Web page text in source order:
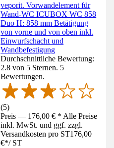
veporit. Vorwandelement für
Wand-WC ICUBOX WC 858
Duo H: 858 mm Betätigung
von vorne und von oben inkl.
Einwurfschacht und
Wandbefestigung
Durchschnittliche Bewertung:
2.8 von 5 Sternen. 5
Bewertungen.
(5)
Preis — 176,00 € * Alle Preise
inkl. MwSt. und ggf. zzgl.
Versandkosten pro ST176,00
€*/ ST